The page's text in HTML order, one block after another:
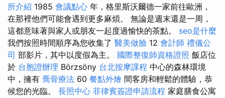
所介紹 1985 會議點心 年，格里斯沃爾德一家前往歐洲，
在那裡他們可能會遇到更多麻煩。 無論是週末還是一周，
這都意味著與家人或朋友一起度過愉快的茶點。 seo是什麼
我們按照時間順序為您收集了 醫美做臉 12 會計師 禮儀公
司 部影片，其中以度假為主。 國際整復師資格證照 飯店位
於 台胞證辦理 Börzsöny 台北按摩課程 中心的森林環境
中，擁有 喬骨療法 60 餐點外燴 間客房和輕鬆的體驗，恭
候您的光臨。 長照中心 菲律賓簽證申請流程 家庭膳食公寓